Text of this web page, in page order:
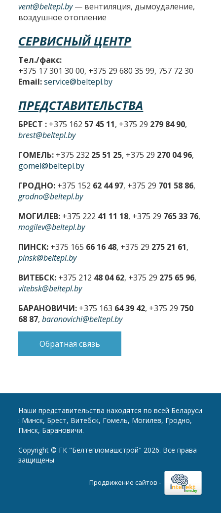
vent@beltepl.by— вентиляция, дымоудаление,
воздушное отопление
СЕРВИСНЫЙ ЦЕНТР
Тел./факс:
+375 17 301 30 00, +375 29 680 35 99, 757 72 30
Email: service@beltepl.by
ПРЕДСТАВИТЕЛЬСТВА
БРЕСТ : +375 162 57 45 11, +375 29 279 84 90,
brest@beltepl.by
ГОМЕЛЬ: +375 232 25 51 25, +375 29 270 04 96,
gomel@beltepl.by
ГРОДНО: +375 152 62 44 97, +375 29 701 58 86,
grodno@beltepl.by
МОГИЛЕВ: +375 222 41 11 18, +375 29 765 33 76,
mogilev@beltepl.by
ПИНСК: +375 165 66 16 48, +375 29 275 21 61,
pinsk@beltepl.by
ВИТЕБСК: +375 212 48 04 62, +375 29 275 65 96,
vitebsk@beltepl.by
БАРАНОВИЧИ: +375 163 64 39 42, +375 29 750
68 87,baranovichi@beltepl.by
Обратная связь
Наши представительства находятся по всей Беларуси
: Минск, Брест, Витебск, Гомель, Могилев, Гродно,
Пинск, Барановичи.
Copyright © ГК "Белтепломашстрой" 2026. Все права
защищены
Продвижение сайтов -